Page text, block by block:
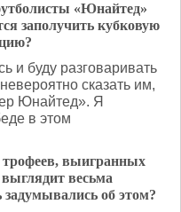
«Юнайтед»
заполучить кубковую
и буду разговаривать
сказать им,
Юнайтед». Я
в этом
трофеев, выигранных
весьма
об этом?